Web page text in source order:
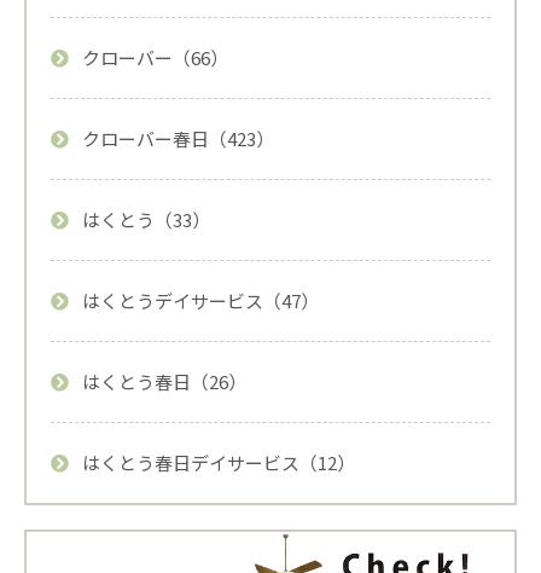
クローバー（66）
クローバー春日（423）
はくとう（33）
はくとうデイサービス（47）
はくとう春日（26）
はくとう春日デイサービス（12）